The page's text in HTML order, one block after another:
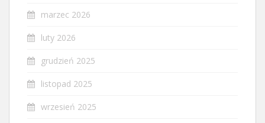
marzec 2026
luty 2026
grudzień 2025
listopad 2025
wrzesień 2025